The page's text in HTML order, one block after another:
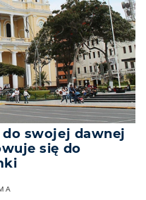
do swojej dawnej
się do